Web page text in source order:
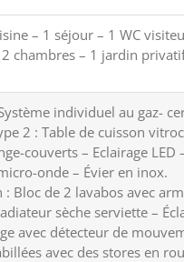
– 1 séjour – 1 WC
chambres – 1 jardin
individuel au gaz-
2 : Table de cuisson
couverts – Eclairage
onde – Évier en inox.
: Bloc de 2 lavabos avec
sèche serviette –
avec détecteur de
avec des stores en